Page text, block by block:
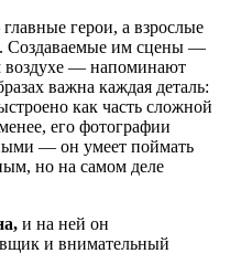
герои, а взрослые
Создаваемые им сцены —
воздухе — напоминают
важна каждая деталь:
как часть сложной
его фотографии
— он умеет поймать
но на самом деле
и на ней он
и внимательный